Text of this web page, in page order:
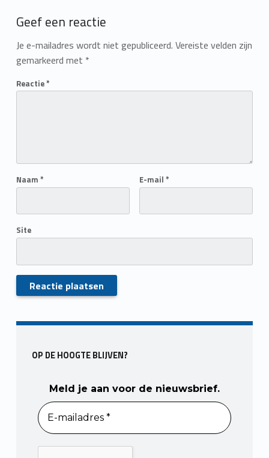
Geef een reactie
Je e-mailadres wordt niet gepubliceerd. Vereiste velden zijn
gemarkeerd met *
Reactie*
Naam * E-mail *
Site
OP DE HOOGTE BLIJVEN?
Meld je aan voor de nieuwsbrief.